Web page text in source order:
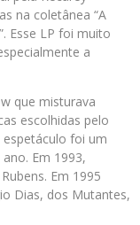
na coletânea “A
Esse LP foi muito
a
que misturava
escolhidas pelo
espetáculo foi um
Em 1993,
Em 1995
Dias, dos Mutantes,